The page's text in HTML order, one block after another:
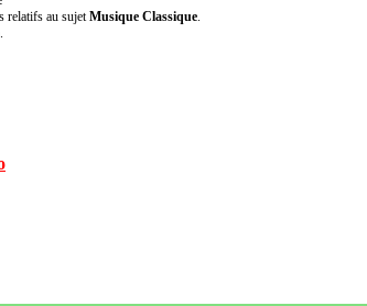
relatifs au sujetMusique Classique.